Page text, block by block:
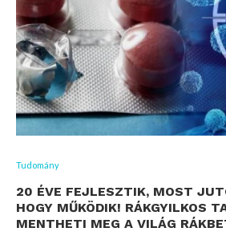
Tudomány
20 ÉVE FEJLESZTIK, MOST
HOGY MŰKÖDIK! RÁKGYILKOS
MENTHETI MEG A VILÁG